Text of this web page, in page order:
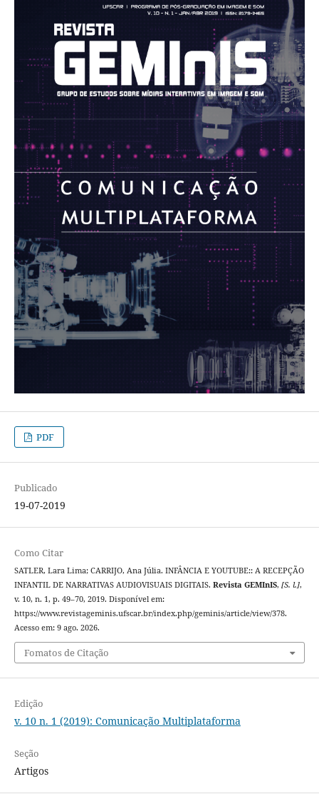
PDF
Publicado
19-07-2019
Como Citar
SATLER, Lara Lima; CARRIJO, Ana Júlia. INFÂNCIA E YOUTUBE:: A RECEPÇÃO
INFANTIL DE NARRATIVAS AUDIOVISUAIS DIGITAIS. Revista GEMInIS, [S. l.],
v. 10, n. 1, p. 49–70, 2019. Disponível em:
https://www.revistageminis.ufscar.br/index.php/geminis/article/view/378.
Acesso em: 9 ago. 2026.
Fomatos de Citação
Edição
v. 10 n. 1 (2019): Comunicação Multiplataforma
Seção
Artigos